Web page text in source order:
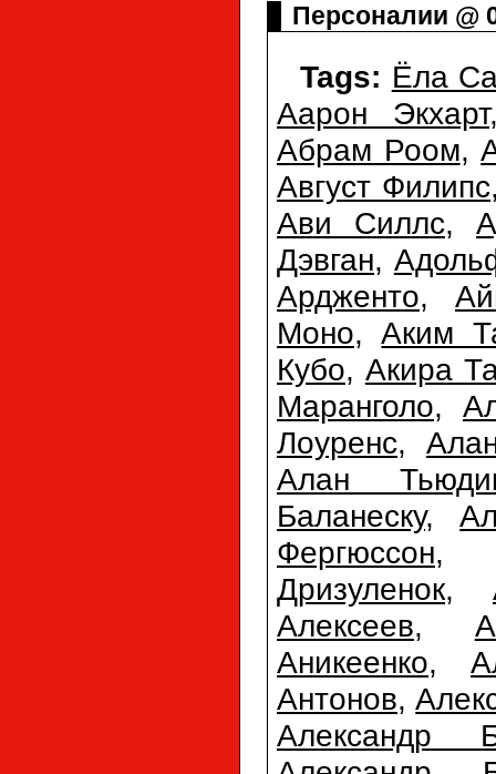
Персоналии @
Tags: Ёла
Аарон Экхарт
Абрам Роом,
Август Филипс
Ави Силлс,
Дэвган,
Ардженто,
Моно,Аким
Кубо, Акира
Маранголо,
Лоуренс,
Алан
Баланеску,
Фергюссон
Дризуленок,
Алексеев,
Аникеенко,
Антонов,
Александр